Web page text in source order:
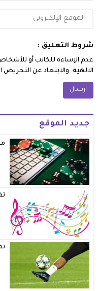
شروط التعليق :
عدم الإساءة للكاتب أو
الالهية. والابتعاد عن
جديد الموقع